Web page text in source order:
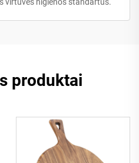
produktai